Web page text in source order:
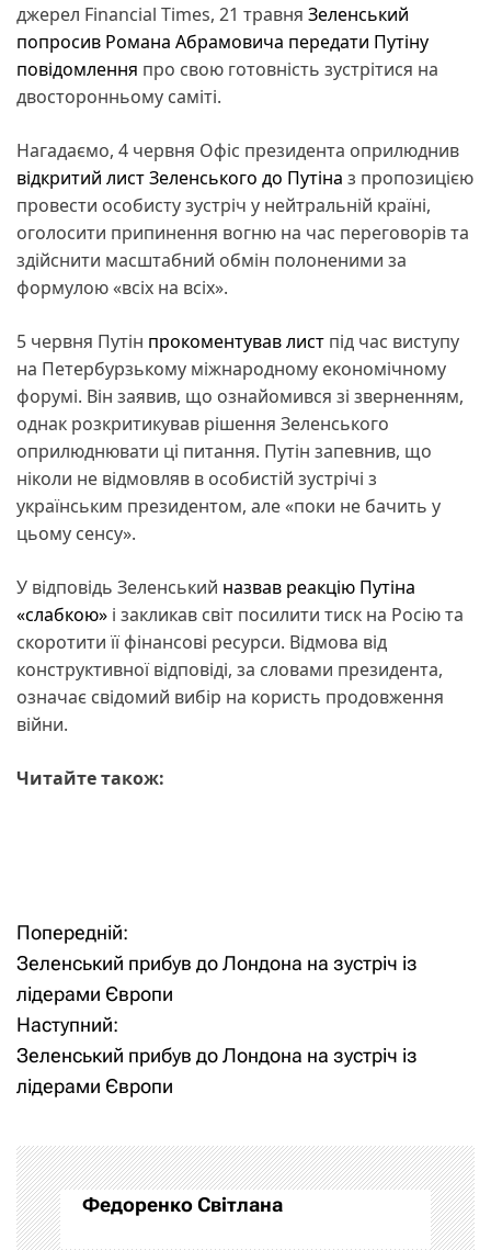
джерел Financial Times, 21 травня Зеленський
попросив Романа Абрамовича передати Путіну
повідомлення про свою готовність зустрітися на
двосторонньому саміті.
Нагадаємо, 4 червня Офіс президента оприлюднив
відкритий лист Зеленського до Путіна з пропозицією
провести особисту зустріч у нейтральній країні,
оголосити припинення вогню на час переговорів та
здійснити масштабний обмін полоненими за
формулою «всіх на всіх».
5 червня Путін прокоментував лист під час виступу
на Петербурзькому міжнародному економічному
форумі. Він заявив, що ознайомився зі зверненням,
однак розкритикував рішення Зеленського
оприлюднювати ці питання. Путін запевнив, що
ніколи не відмовляв в особистій зустрічі з
українським президентом, але «поки не бачить у
цьому сенсу».
У відповідь Зеленський назвав реакцію Путіна
«слабкою» і закликав світ посилити тиск на Росію та
скоротити її фінансові ресурси. Відмова від
конструктивної відповіді, за словами президента,
означає свідомий вибір на користь продовження
війни.
Читайте також:
Н
а
в
і
а
ц
Попередній:
Зеленський прибув до Лондона на зустріч із
лідерами Європи
Наступний:
Зеленський прибув до Лондона на зустріч із
лідерами Європи
Федоренко Світлана